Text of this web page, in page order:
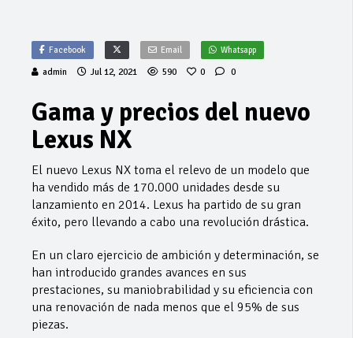
Facebook Email Whatsapp
admin Jul 12, 2021 590 0 0
Gama y precios del nuevo
Lexus NX
El nuevo Lexus NX toma el relevo de un modelo que
ha vendido más de 170.000 unidades desde su
lanzamiento en 2014. Lexus ha partido de su gran
éxito, pero llevando a cabo una revolución drástica.
En un claro ejercicio de ambición y determinación, se
han introducido grandes avances en sus
prestaciones, su maniobrabilidad y su eficiencia con
una renovación de nada menos que el 95% de sus
piezas.